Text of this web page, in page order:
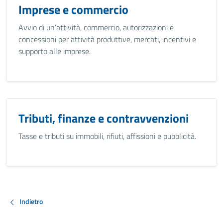
Imprese e commercio
Avvio di un’attività, commercio, autorizzazioni e
concessioni per attività produttive, mercati, incentivi e
supporto alle imprese.
Tributi, finanze e contravvenzioni
Tasse e tributi su immobili, rifiuti, affissioni e pubblicità.
Indietro